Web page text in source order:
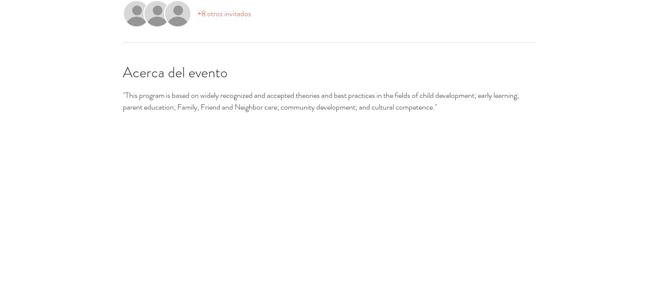
+8 otros invitados
Acerca del evento
"This program is based on widely recognized and accepted theories and best practices in the fields of child development; early learning;
parent education; Family, Friend and Neighbor care; community development; and cultural competence."